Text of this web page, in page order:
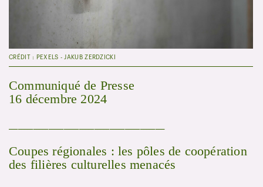
CRÉDIT : PEXELS - JAKUB ZERDZICKI
Communiqué de Presse
16 décembre 2024
Coupes régionales : les pôles de coopération
des filières culturelles menacés